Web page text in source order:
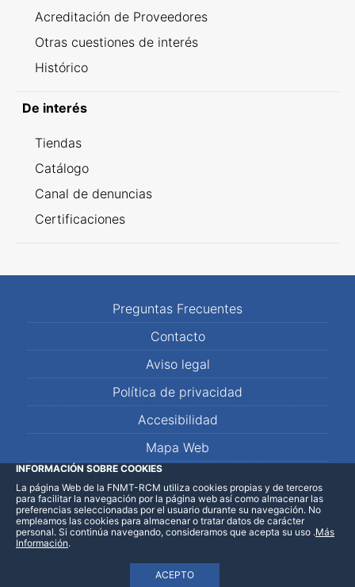
Acreditación de Proveedores
Otras cuestiones de interés
Histórico
De interés
Tiendas
Catálogo
Canal de denuncias
Certificaciones
Preguntas Frecuentes
Contacto
Aviso legal
Política de privacidad
Accesibilidad
Mapa Web
LinkedInFacebookWhatsApp
INFORMACIÓN SOBRE COOKIES
La página Web de la FNMT-RCM utiliza cookies propias y de terceros
para facilitar la navegación por la página web así como almacenar las
preferencias seleccionadas por el usuario durante su navegación. No
empleamos las cookies para almacenar o tratar datos de carácter
personal. Si continúa navegando, consideramos que acepta su uso
ACEPTO
.Más
Información.